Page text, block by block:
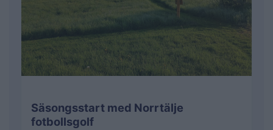
Säsongsstart med Norrtälje
fotbollsgolf